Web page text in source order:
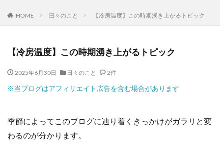
HOME 日々のこと 【冷房温度】この時期湧き上がるトピック
【冷房温度】この時期湧き上がるトピック
2025年6月30日 日々のこと 2件
※当ブログはアフィリエイト広告を含む場合があります
季節によってこのブログに辿り着くきっかけがガラリと変
わるのが分かります。